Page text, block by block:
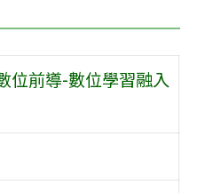
位前導-數位學習融入